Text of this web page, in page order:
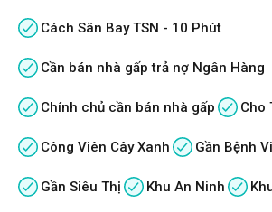
Cách Sân Bay TSN - 10 Phút
Cần bán nhà gấp trả nợ Ngân Hàng
Chính chủ cần bán nhà gấp Cho
Công Viên Cây Xanh Gần Bệnh
Gần Siêu Thị Khu An Ninh